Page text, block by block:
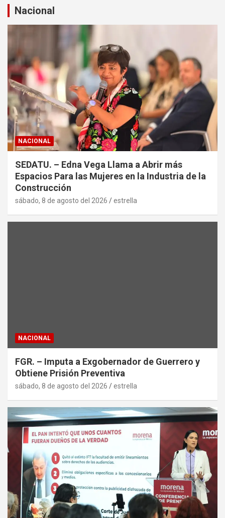
a
r
Nacional
NACIONAL
SEDATU. – Edna Vega Llama a Abrir más
Espacios Para las Mujeres en la Industria de la
Construcción
sábado, 8 de agosto del 2026 estrella
NACIONAL
FGR. – Imputa a Exgobernador de Guerrero y
Obtiene Prisión Preventiva
sábado, 8 de agosto del 2026 estrella